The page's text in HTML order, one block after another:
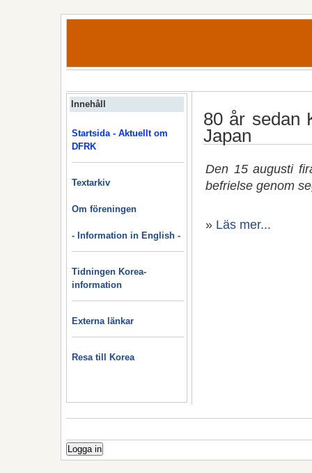
Innehåll
Startsida - Aktuellt om
DFRK
Textarkiv
Om föreningen
- Information in English -
Tidningen Korea-
information
Externa länkar
Resa till Korea
80 år sedan
Japan
Den 15 augusti
befrielse genom
» Läs mer...
Logga in